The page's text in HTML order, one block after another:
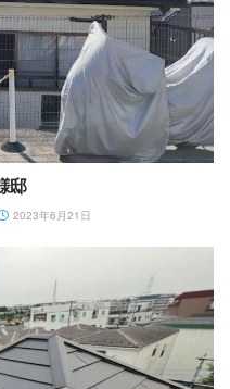
邸
2023年6月21日